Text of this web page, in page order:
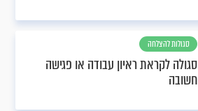
סגולות להצלחה
סגולה לקראת ראיון עבודה או פגישה
חשובה